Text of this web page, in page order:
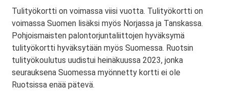
Tulityökortti on voimassa viisi vuotta. Tulityökortti on
voimassa Suomen lisäksi myös Norjassa ja Tanskassa.
Pohjoismaisten palontorjuntaliittojen hyväksymä
tulityökortti hyväksytään myös Suomessa. Ruotsin
tulityökoulutus uudistui heinäkuussa 2023, jonka
seurauksena Suomessa myönnetty kortti ei ole
Ruotsissa enää pätevä.